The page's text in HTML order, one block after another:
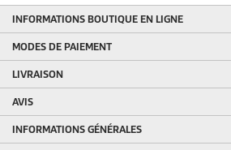
INFORMATIONS BOUTIQUE EN LIGNE
MODES DE PAIEMENT
LIVRAISON
AVIS
INFORMATIONS GÉNÉRALES